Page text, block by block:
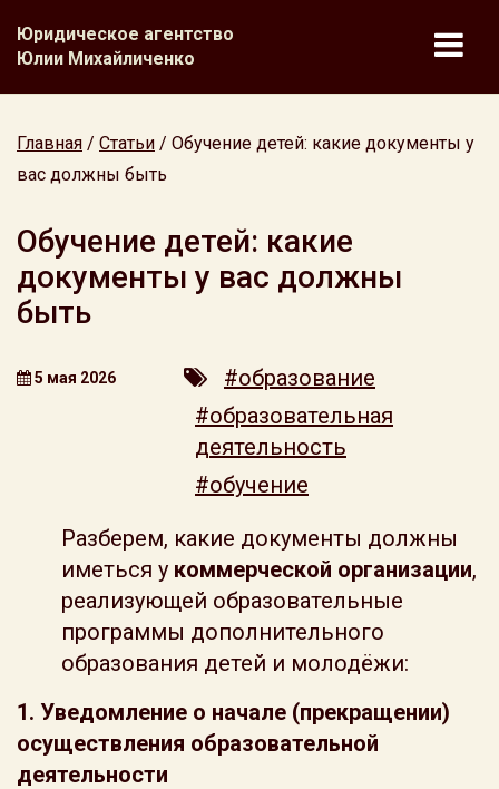
Юридическое агентство
Юлии Михайличенко
Главная / Статьи / Обучение детей: какие документы у
вас должны быть
Обучение детей: какие
документы у вас должны
быть
5 мая 2026
#образование
#образовательная
деятельность
#обучение
Разберем, какие документы должны
иметься у коммерческой организации,
реализующей образовательные
программы дополнительного
образования детей и молодёжи:
1. Уведомление о начале (прекращении)
осуществления образовательной
деятельности